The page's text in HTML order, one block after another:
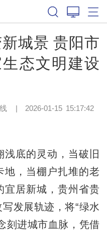
城景 贵阳市
态文明建设
| 2026-01-15 15:17:42
底的灵动，当破旧
地，当棚户扎堆的老
宜居新城，贵州省贵
发展轨迹，将“绿水
刻进城市血脉，凭借